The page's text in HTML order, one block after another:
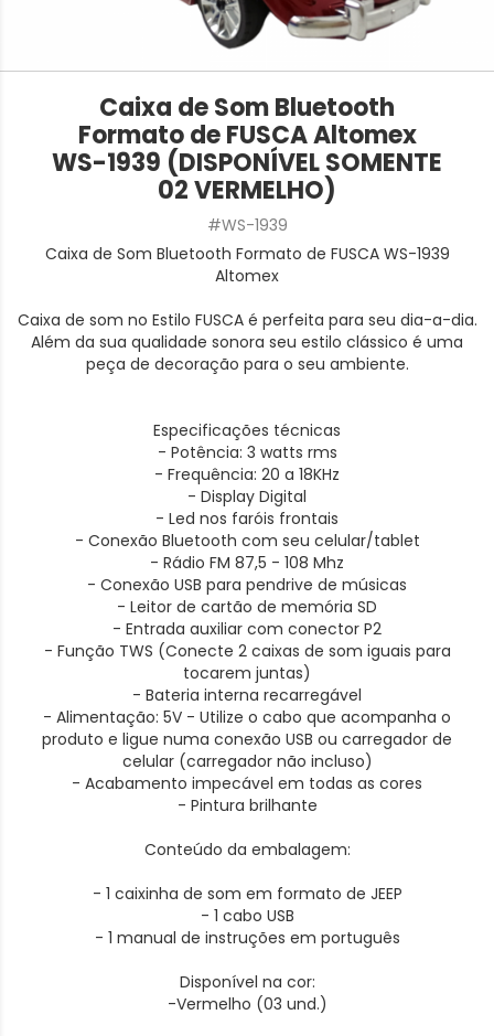
Caixa de Som Bluetooth
Formato de FUSCA Altomex
WS-1939 (DISPONÍVEL SOMENTE
02 VERMELHO)
#WS-1939
Caixa de Som Bluetooth Formato de FUSCA WS-1939
Altomex
Caixa de som no Estilo FUSCA é perfeita para seu dia-a-dia.
Além da sua qualidade sonora seu estilo clássico é uma
peça de decoração para o seu ambiente.
Especificações técnicas
- Potência: 3 watts rms
- Frequência: 20 a 18KHz
- Display Digital
- Led nos faróis frontais
- Conexão Bluetooth com seu celular/tablet
- Rádio FM 87,5 - 108 Mhz
- Conexão USB para pendrive de músicas
- Leitor de cartão de memória SD
- Entrada auxiliar com conector P2
- Função TWS (Conecte 2 caixas de som iguais para
tocarem juntas)
- Bateria interna recarregável
- Alimentação: 5V - Utilize o cabo que acompanha o
produto e ligue numa conexão USB ou carregador de
celular (carregador não incluso)
- Acabamento impecável em todas as cores
- Pintura brilhante
Conteúdo da embalagem:
- 1 caixinha de som em formato de JEEP
- 1 cabo USB
- 1 manual de instruções em português
Disponível na cor:
-Vermelho (03 und.)